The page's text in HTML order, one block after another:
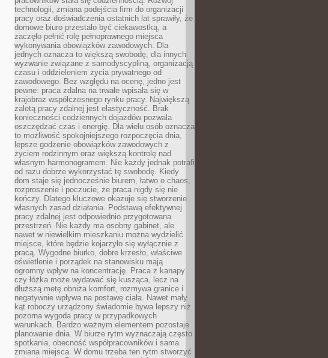
technologii, zmiana podejścia firm do organizacji
pracy oraz doświadczenia ostatnich lat sprawiły, że
domowe biuro przestało być ciekawostką, a
zaczęło pełnić rolę pełnoprawnego miejsca
wykonywania obowiązków zawodowych. Dla
jednych oznacza to większą swobodę, dla innych
wyzwanie związane z samodyscypliną, organizacją
czasu i oddzieleniem życia prywatnego od
zawodowego. Bez względu na ocenę, jedno jest
pewne: praca zdalna na trwałe wpisała się w
krajobraz współczesnego rynku pracy. Największą
zaletą pracy zdalnej jest elastyczność. Brak
konieczności codziennych dojazdów pozwala
oszczędzać czas i energię. Dla wielu osób oznacza
to możliwość spokojniejszego rozpoczęcia dnia,
lepsze godzenie obowiązków zawodowych z
życiem rodzinnym oraz większą kontrolę nad
własnym harmonogramem. Nie każdy jednak potrafi
od razu dobrze wykorzystać tę swobodę. Kiedy
dom staje się jednocześnie biurem, łatwo o chaos,
rozproszenie i poczucie, że praca nigdy się nie
kończy. Dlatego kluczowe okazuje się stworzenie
własnych zasad działania. Podstawą efektywnej
pracy zdalnej jest odpowiednio przygotowana
przestrzeń. Nie każdy ma osobny gabinet, ale
nawet w niewielkim mieszkaniu można wydzielić
miejsce, które będzie kojarzyło się wyłącznie z
pracą. Wygodne biurko, dobre krzesło, właściwe
oświetlenie i porządek na stanowisku mają
ogromny wpływ na koncentrację. Praca z kanapy
czy łóżka może wydawać się kusząca, lecz na
dłuższą metę obniża komfort, rozmywa granice i
negatywnie wpływa na postawę ciała. Nawet mały
kąt roboczy urządzony świadomie bywa lepszy niż
pozorna wygoda pracy w przypadkowych
warunkach. Bardzo ważnym elementem pozostaje
planowanie dnia. W biurze rytm wyznaczają często
spotkania, obecność współpracowników i sama
zmiana miejsca. W domu trzeba ten rytm stworzyć